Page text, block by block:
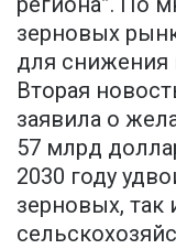
зерновых
для снижения
Вторая
заявила о
57 млрд
2030 году
зерновых, так